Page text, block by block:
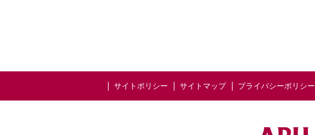
サイトポリシー サイトマップ プライバシーポリシー